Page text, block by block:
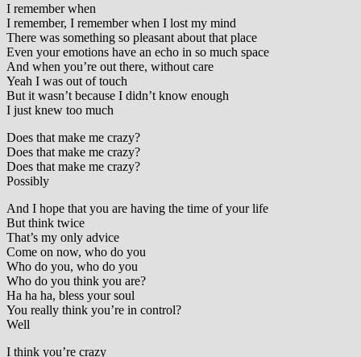
I remember when
I remember, I remember when I lost my mind
There was something so pleasant about that place
Even your emotions have an echo in so much space
And when you’re out there, without care
Yeah I was out of touch
But it wasn’t because I didn’t know enough
I just knew too much
Does that make me crazy?
Does that make me crazy?
Does that make me crazy?
Possibly
And I hope that you are having the time of your life
But think twice
That’s my only advice
Come on now, who do you
Who do you, who do you
Who do you think you are?
Ha ha ha, bless your soul
You really think you’re in control?
Well
I think you’re crazy